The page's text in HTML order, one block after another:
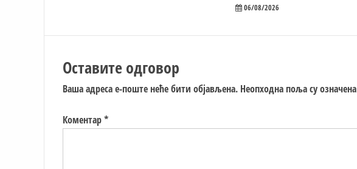
06/08/2026
Оставите одговор
Ваша адреса е-поште неће бити објављена. Неопходна поља су означена
Коментар*